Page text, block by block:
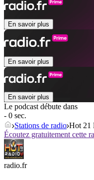
En savoir plus
En savoir plus
En savoir plus
Le podcast débute dans
- 0 sec.
Stations de radio Hot 21
Écoutez gratuitement cette
radio.fr